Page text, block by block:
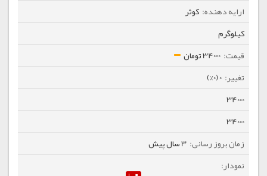
کوثر
کیلوگرم
34000 تومان
0 (0%)
34000
34000
3 سال پیش